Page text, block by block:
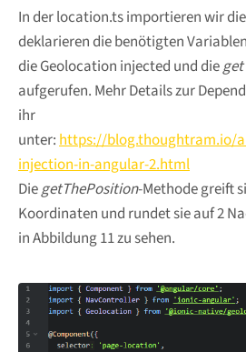
In der location.ts importieren wir
deklarieren die benötigten
die Geolocation injected und die
aufgerufen. Mehr Details zur
ihr
unter:https://blog.thoughtram.io/
injection-in-angular-2.html
DiegetThePosition-Methode greift
Koordinaten und rundet sie auf 2
in Abbildung 11 zu sehen.